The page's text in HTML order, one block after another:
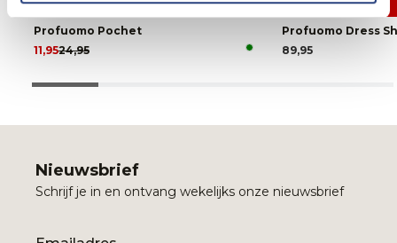
52% korting
Profuomo Pochet
24,95
11,95
2 halen 1 betalen
Profuomo Dress
89,95
Nieuwsbrief
Schrijf je in en ontvang wekelijks onze nieuwsbrief
Email